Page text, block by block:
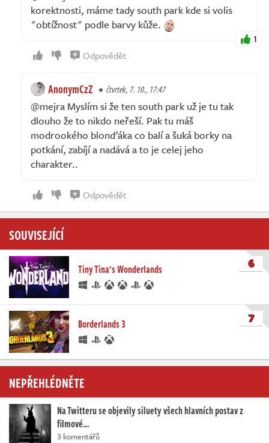
korektnosti, máme tady south park kde si volis
"obtížnost" podle barvy kůže.
1
Odpovědět
AnonymCzZ čtvrtek, 7. 10., 17:47
@mejra Myslím si že ten south park už je tu tak
dlouho že to nikdo neřeší. Pak tu máš
modrookého blonďáka co balí a šuká borky na
potkání, zabíjí a nadává a to je celej jeho
charakter..
Odpovědět
SOUVISEJÍCÍ
Tiny Tina's Wonderlands 6
Borderlands 3 7
NEPŘEHLÉDNĚTE
Na Twitteru se objevily siluety všech hlavních postav z
filmové…
3 komentářů